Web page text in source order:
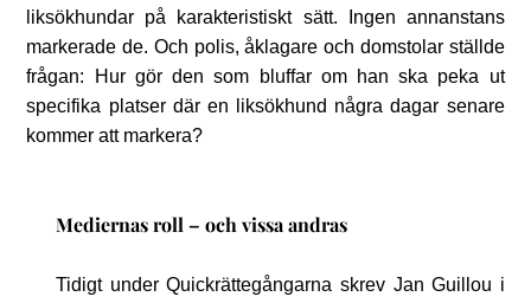
liksökhundar på karakteristiskt sätt. Ingen annanstans
markerade de. Och polis, åklagare och domstolar ställde
frågan: Hur gör den som bluffar om han ska peka ut
specifika platser där en liksökhund några dagar senare
kommer att markera?
Mediernas roll – och vissa andras
Tidigt under Quickrättegångarna skrev Jan Guillou i